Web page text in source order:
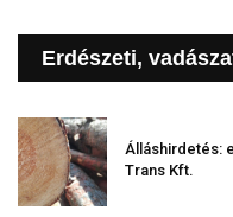
Erdészeti,
Álláshirdetés:
Trans Kft.